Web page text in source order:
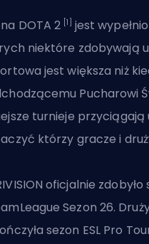
DOTA 2 [1]
jest
niektóre zdobywają
jest większa niż
Pucharowi
turnieje
którzy gracze i
oficjalnie
Sezon 26.
sezon ESL Pro